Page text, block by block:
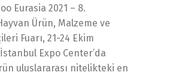
Eurasia 2021 – 8.
Ürün, Malzeme ve
Fuarı, 21-24 Ekim
Expo Center’da
uluslararası nitelikteki en